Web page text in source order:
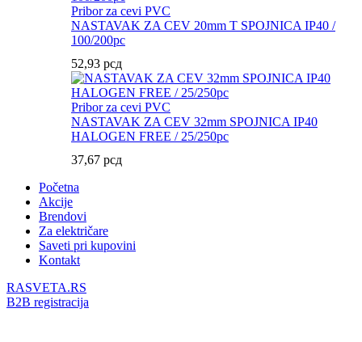
Pribor za cevi PVC
NASTAVAK ZA CEV 20mm T SPOJNICA IP40 /
100/200pc
52,93 рсд
Pribor za cevi PVC
NASTAVAK ZA CEV 32mm SPOJNICA IP40
HALOGEN FREE / 25/250pc
37,67 рсд
Početna
Akcije
Brendovi
Za električare
Saveti pri kupovini
Kontakt
RASVETA.RS
B2B registracija